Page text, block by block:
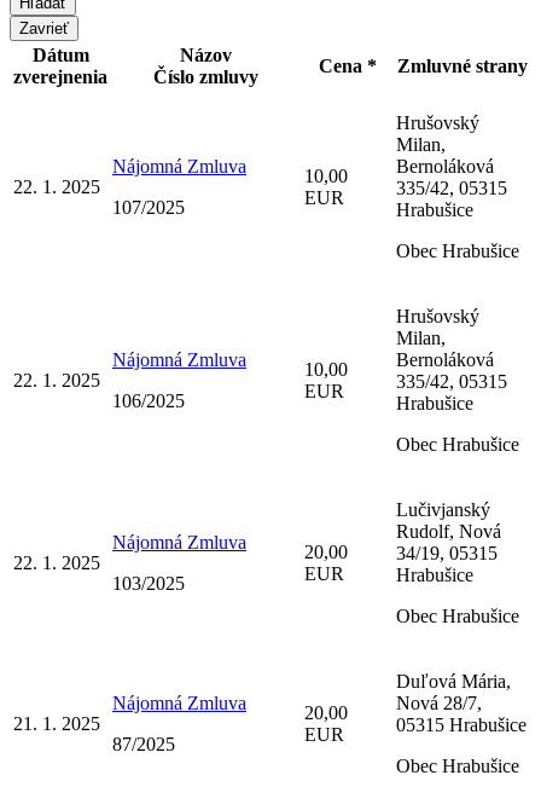
Zavrieť
Dátum
zverejnenia
Názov
Číslo zmluvy
Cena * Zmluvné strany
22. 1. 2025
Nájomná Zmluva
107/2025
10,00
EUR
Hrušovský
Milan,
Bernoláková
335/42, 05315
Hrabušice
Obec Hrabušice
22. 1. 2025
Nájomná Zmluva
106/2025
10,00
EUR
Hrušovský
Milan,
Bernoláková
335/42, 05315
Hrabušice
Obec Hrabušice
22. 1. 2025
Nájomná Zmluva
103/2025
20,00
EUR
Lučivjanský
Rudolf, Nová
34/19, 05315
Hrabušice
Obec Hrabušice
21. 1. 2025
Nájomná Zmluva
87/2025
20,00
EUR
Duľová Mária,
Nová 28/7,
05315 Hrabušice
Obec Hrabušice